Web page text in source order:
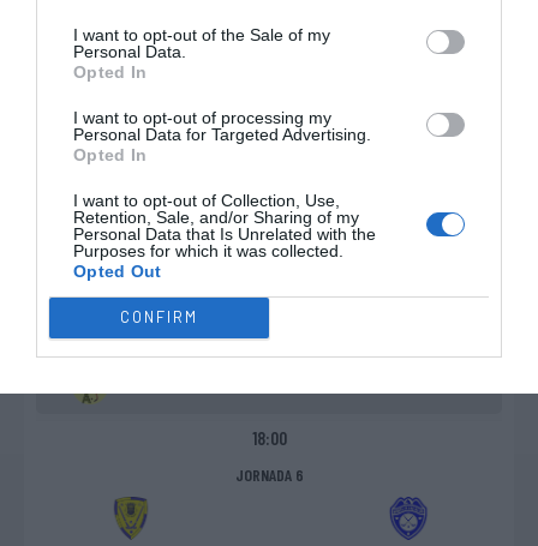
I want to opt-out of the Sale of my
Personal Data.
Opted In
I want to opt-out of processing my
Personal Data for Targeted Advertising.
Opted In
I want to opt-out of Collection, Use,
Retention, Sale, and/or Sharing of my
Personal Data that Is Unrelated with the
Purposes for which it was collected.
Opted Out
CONFIRM
CAMPEONATO NACIONAL DA 3ª DIVISÃO - ZONA NORTE "A"
JORNADA 7
DOMINGO, 06 DE DEZEMBRO DE 2026
18:00
JORNADA 6